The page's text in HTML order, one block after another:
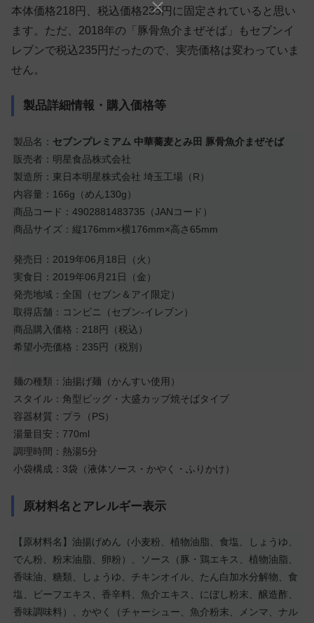
本体価格218円、税込価格235円に固定されていると思い
ます。ただ、2018年の「豚骨魚介まぜそば」もセブンイ
レブンで税込235円だったので、実売価格は変わっていま
せん。
製品詳細情報・購入価格等
製品名： セブンプレミアム 中華蕎麦とみ田 豚骨魚介まぜそば
販売者：明星食品株式会社
製造所：東日本明星株式会社 埼玉工場（R）
内容量：166g（めん130g）
商品コード：4902881483735（JANコード）
商品サイズ：縦176mm×横176mm×高さ65mm
発売日：2019年06月18日（火）
実食日：2019年06月21日（金）
発売地域：全国（セブン＆アイ限定）
取得店舗：コンビニ（セブン-イレブン）
商品購入価格：218円（税込）
希望小売価格：235円（税別）
麺の種類：油揚げ麺（かんすい使用）
スタイル：角型ビッグ・大盛カップ焼そばタイプ
容器材質：プラ（PS）
湯量目安：770ml
調理時間：熱湯5分
小袋構成：3袋（液体ソース・かやく・ふりかけ）
原材料名とアレルギー表示
【原材料名】油揚げめん（小麦粉、植物油脂、食塩、しょうゆ、
でん粉、粉末油脂、卵粉）、ソース（豚・鶏エキス、植物油脂、
香味油、糖類、しょうゆ、チキンオイル、たん白加水分解物、食
塩、ビーフエキス、香辛料、魚介エキス、にぼし粉末、醸造酢、
香味調味料）、かやく（チャーシュー、魚介粉末、メンマ、ナル